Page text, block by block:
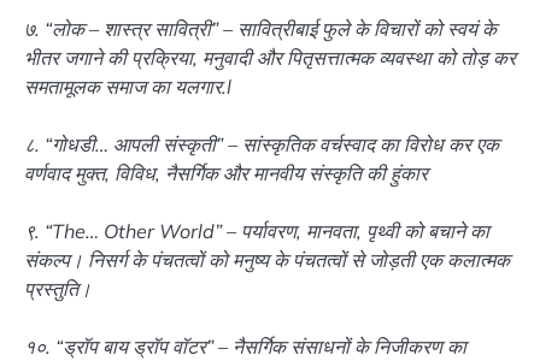
७. “लोक – शास्त्र सावित्री” – सावित्रीबाई फुले के विचारों को स्वयं के
भीतर जगाने की प्रक्रिया, मनुवादी और पितृसत्तात्मक व्यवस्था को तोड़ कर
समतामूलक समाज का यलगार.l
८. “गोधडी… आपली संस्कृती” – सांस्कृतिक वर्चस्वाद का विरोध कर एक
वर्णवाद मुक्त, विविध, नैसर्गिक और मानवीय संस्कृति की हुंकार
९. “The… Other World” – पर्यावरण, मानवता, पृथ्वी को बचाने का
संकल्प। निसर्ग के पंचतत्वों को मनुष्य के पंचतत्वों से जोड़ती एक कलात्मक
प्रस्तुति।
१०. “ड्रॉप बाय ड्रॉप वॉटर” – नैसर्गिक संसाधनों के निजीकरण का